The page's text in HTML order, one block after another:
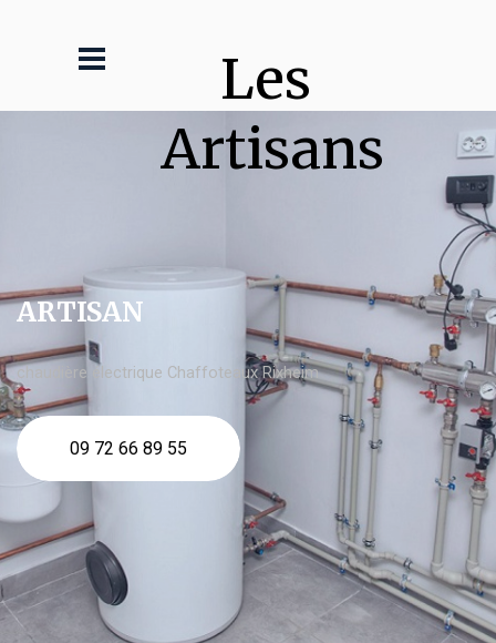
Les
Artisans
ARTISAN
chaudière électrique Chaffoteaux Rixheim
09 72 66 89 55